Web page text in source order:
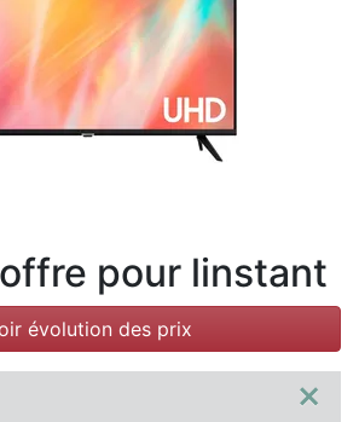
pour linstant
évolution des prix
×